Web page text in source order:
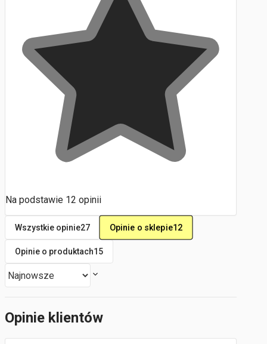
Na podstawie 12 opinii
Wszystkie opinie27 Opinie o sklepie12
Opinie o produktach15
Opinie klientów